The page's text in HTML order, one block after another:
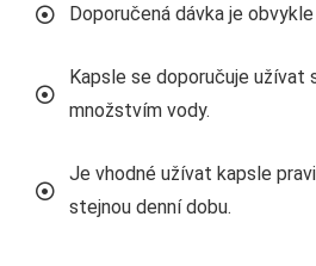
Doporučená dávka je
Kapsle se doporučuje užívat
množstvím vody.
Je vhodné užívat kapsle
stejnou denní dobu.